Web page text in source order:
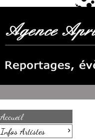
Accueil
Infos Artistes
›